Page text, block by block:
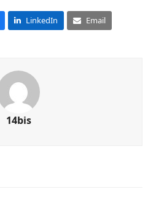
LinkedIn Email
14bis